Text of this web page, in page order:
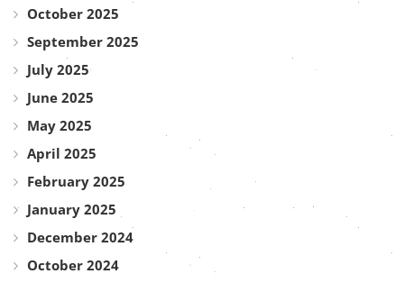
October 2025
September 2025
July 2025
June 2025
May 2025
April 2025
February 2025
January 2025
December 2024
October 2024